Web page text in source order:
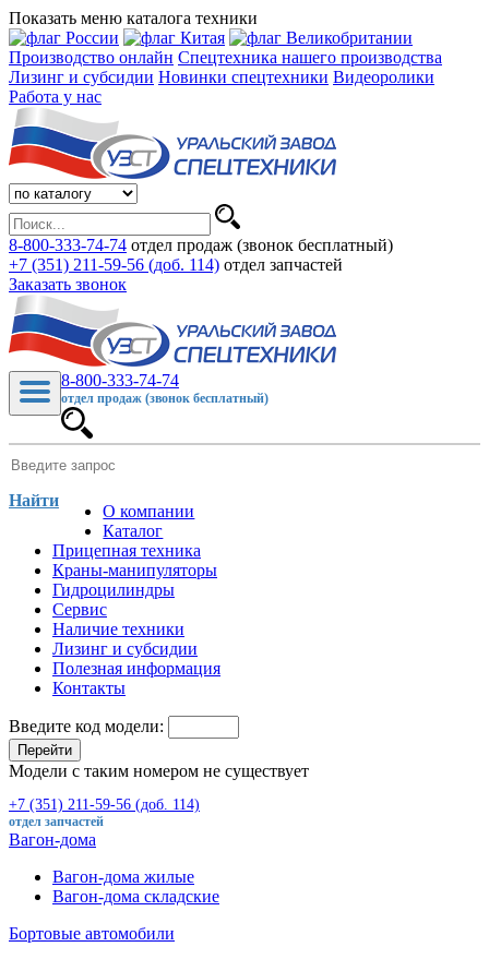
Показать меню каталога техники
Производство онлайн Спецтехника нашего производства
Лизинг и субсидии Новинки спецтехники Видеоролики
Работа у нас
8-800-333-74-74 отдел продаж (звонок бесплатный)
+7 (351) 211-59-56 (доб. 114) отдел запчастей
Заказать звонок
8-800-333-74-74
отдел продаж (звонок бесплатный)
Найти
О компании
Каталог
Прицепная техника
Краны-манипуляторы
Гидроцилиндры
Сервис
Наличие техники
Лизинг и субсидии
Полезная информация
Контакты
Введите код модели:
Перейти
Модели с таким номером не существует
+7 (351) 211-59-56 (доб. 114)
отдел запчастей
Вагон-дома
Вагон-дома жилые
Вагон-дома складские
Бортовые автомобили